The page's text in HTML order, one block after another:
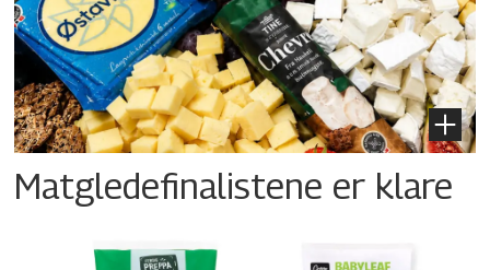
Matgledefinalistene er klare